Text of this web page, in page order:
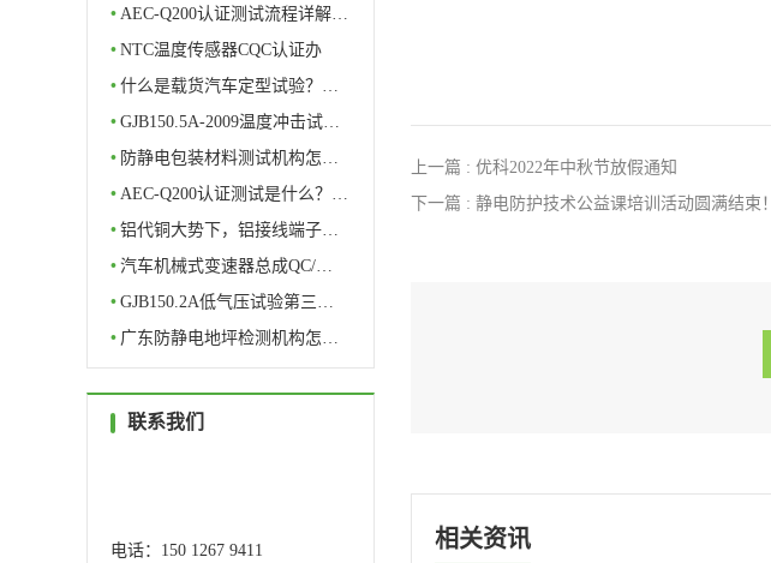
• AEC-Q200认证测试流程详解…
• NTC温度传感器CQC认证办
理…
• 什么是载货汽车定型试验？…
• GJB150.5A-2009温度冲击试…
• 防静电包装材料测试机构怎…
• AEC-Q200认证测试是什么？…
• 铝代铜大势下，铝接线端子…
• 汽车机械式变速器总成QC/…
• GJB150.2A低气压试验第三…
• 广东防静电地坪检测机构怎…
联系我们
电话：150 1267 9411
上一篇 : 优科2022年中秋节放假通知
下一篇 : 静电防护技术公益课培训活动圆满结束！
相关资讯